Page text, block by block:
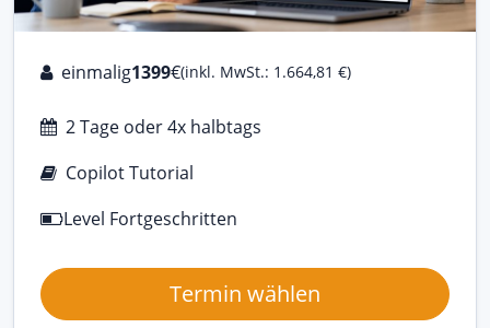
einmalig1399€(inkl. MwSt.: 1.664,81 €)
2 Tage oder 4x halbtags
Copilot Tutorial
Level Fortgeschritten
Termin wählen